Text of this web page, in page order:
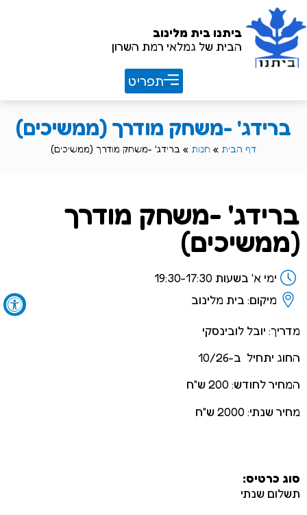
ביתנו בית מלינוב
הבית של גמלאי רמת השרון
ברידג' -משחק מודרך (ממשיכים)
דף הבית » חנות » ברידג' -משחק מודרך (ממשיכים)
ברידג' -משחק מודרך
(ממשיכים)
ימי א' בשעות 19:30-17:30
מיקום: בית מלינוב
מדריך: יובל לובינסקי
החוג יתחיל ב-10/26
המחיר לחודש: 200 ש"ח
מחיר שנתי: 2000 ש"ח
סוג כרטיס:
תשלום שנתי